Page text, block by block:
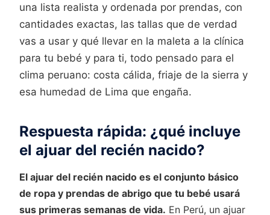
una lista realista y ordenada por prendas, con
cantidades exactas, las tallas que de verdad
vas a usar y qué llevar en la maleta a la clínica
para tu bebé y para ti, todo pensado para el
clima peruano: costa cálida, friaje de la sierra y
esa humedad de Lima que engaña.
Respuesta rápida: ¿qué incluye
el ajuar del recién nacido?
El ajuar del recién nacido es el conjunto básico
de ropa y prendas de abrigo que tu bebé usará
sus primeras semanas de vida. En Perú, un ajuar